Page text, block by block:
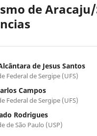
de Aracaju/
de Jesus Santos
Federal de Sergipe (UFS)
Campos
Federal de Sergipe (UFS)
Rodrigues
de São Paulo (USP)